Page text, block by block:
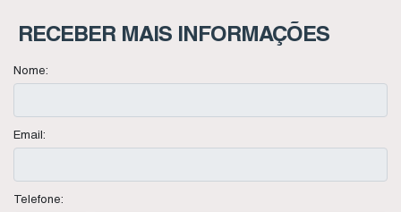
RECEBER MAIS INFORMAÇÕES
Nome:
Email:
Telefone: